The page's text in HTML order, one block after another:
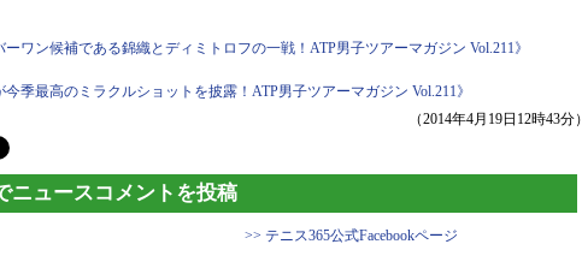
ーワン候補である錦織とディミトロフの一戦！ATP男子ツアーマガジン Vol.211》
今季最高のミラクルショットを披露！ATP男子ツアーマガジン Vol.211》
（2014年4月19日12時43分）
ニュースコメントを投稿
>> テニス365公式Facebookページ